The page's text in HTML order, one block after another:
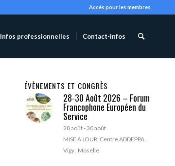
Accès pour les membres
Infos professionnelles Contact-infos
ÉVÈNEMENTS ET CONGRÈS
28-30 Août 2026 – Forum
Francophone Européen du
Service
28 août-30 août
MISE A JOUR: Centre ADDEPPA,
Vigy , Moselle